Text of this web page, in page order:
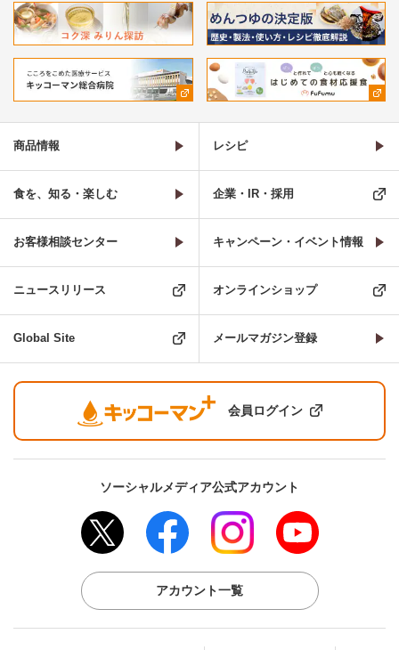
商品情報 レシピ
食を、知る・楽しむ 企業・IR・採用
お客様相談センター キャンペーン・イベント情報
ニュースリリース オンラインショップ
Global Site メールマガジン登録
会員ログイン
ソーシャルメディア公式アカウント
アカウント一覧